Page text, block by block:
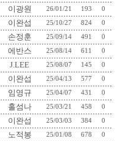
이광원 26/01/21 193 0
이완섭 25/10/27 824 0
손정훈 25/09/14 491 0
에반스 25/08/14 611 0
J.LEE 25/08/07 145 0
이완섭 25/04/13 577 0
임영규 25/04/07 431 0
홀섬나 25/03/21 458 0
이완섭 25/03/03 384 0
노적봉 25/01/08 678 0